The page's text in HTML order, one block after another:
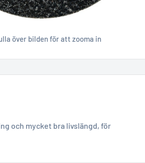
över bilden för att zooma in
och mycket bra livslängd, för